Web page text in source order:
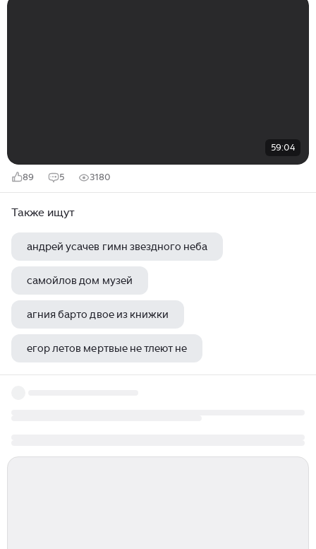
59:04
89 5 3180
Также ищут
андрей усачев гимн звездного неба
самойлов дом музей
агния барто двое из книжки
егор летов мертвые не тлеют не